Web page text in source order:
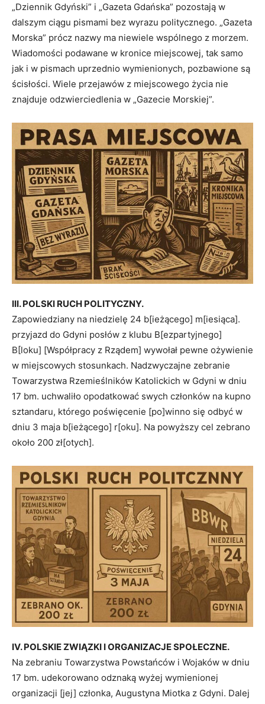
„Dziennik Gdyński” i „Gazeta Gdańska” pozostają w
dalszym ciągu pismami bez wyrazu politycznego. „Gazeta
Morska” prócz nazwy ma niewiele wspólnego z morzem.
Wiadomości podawane w kronice miejscowej, tak samo
jak i w pismach uprzednio wymienionych, pozbawione są
ścisłości. Wiele przejawów z miejscowego życia nie
znajduje odzwierciedlenia w „Gazecie Morskiej”.
III. POLSKI RUCH POLITYCZNY.
Zapowiedziany na niedzielę 24 b[ieżącego] m[iesiąca].
przyjazd do Gdyni posłów z klubu B[ezpartyjnego]
B[loku] [Współpracy z Rządem] wywołał pewne ożywienie
w miejscowych stosunkach. Nadzwyczajne zebranie
Towarzystwa Rzemieślników Katolickich w Gdyni w dniu
17 bm. uchwaliło opodatkować swych członków na kupno
sztandaru, którego poświęcenie [po]winno się odbyć w
dniu 3 maja b[ieżącego] r[oku]. Na powyższy cel zebrano
około 200 zł[otych].
IV. POLSKIE ZWIĄZKI I ORGANIZACJE SPOŁECZNE.
Na zebraniu Towarzystwa Powstańców i Wojaków w dniu
17 bm. udekorowano odznaką wyżej wymienionej
organizacji [jej] członka, Augustyna Miotka z Gdyni. Dalej